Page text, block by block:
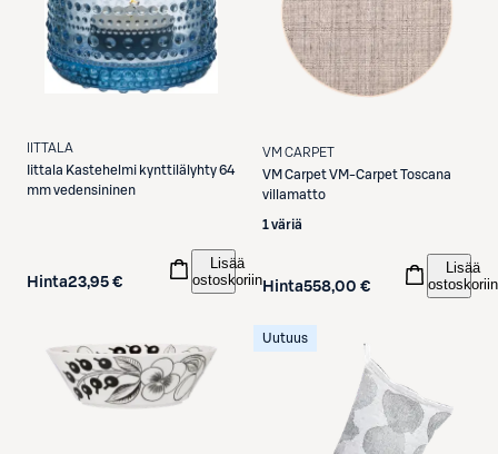
IITTALA
Iittala Kastehelmi kynttilälyhty 64
mm vedensininen
Hinta23,95 €
Lisää
ostoskoriin
VM CARPET
VM CarpetVM-Carpet Toscana
villamatto
1 väriä
Hinta558,00 €
Lisää
ostoskoriin
Uutuus